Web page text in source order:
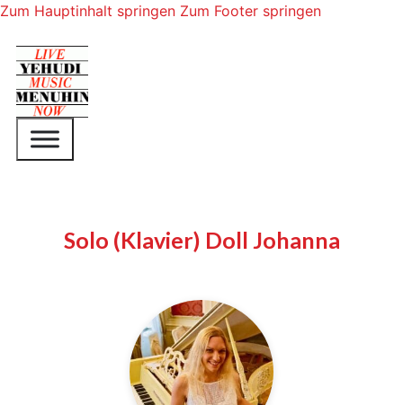
Zum Hauptinhalt springen Zum Footer springen
Solo (Klavier) Doll Johanna